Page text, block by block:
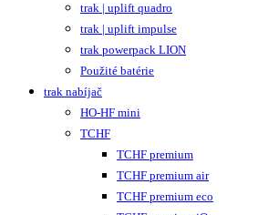
trak | uplift quadro
trak | uplift impulse
trak powerpack LION
Použité batérie
trak nabíjač
HO-HF mini
TCHF
TCHF premium
TCHF premium air
TCHF premium eco